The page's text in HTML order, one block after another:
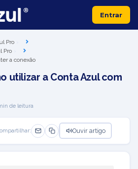
Entrar
Pro
Pro
a conexão
utilizar a Conta Azul com
de leitura
Ouvir artigo